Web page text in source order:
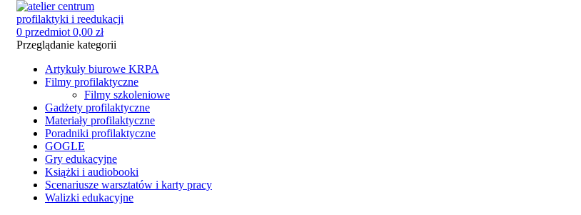
0 przedmiot 0,00 zł
Przeglądanie kategorii
Artykuły biurowe KRPA
Filmy profilaktyczne
Filmy szkoleniowe
Gadżety profilaktyczne
Materiały profilaktyczne
Poradniki profilaktyczne
GOGLE
Gry edukacyjne
Książki i audiobooki
Scenariusze warsztatów i karty pracy
Walizki edukacyjne